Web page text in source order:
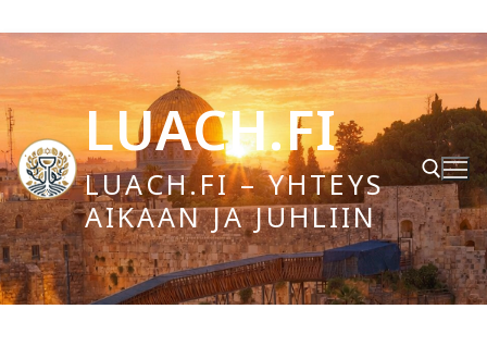
Hyppää
sisältöön
LUACH.FI
LUACH.FI – YHTEYS
AIKAAN JA JUHLIIN
Hae: